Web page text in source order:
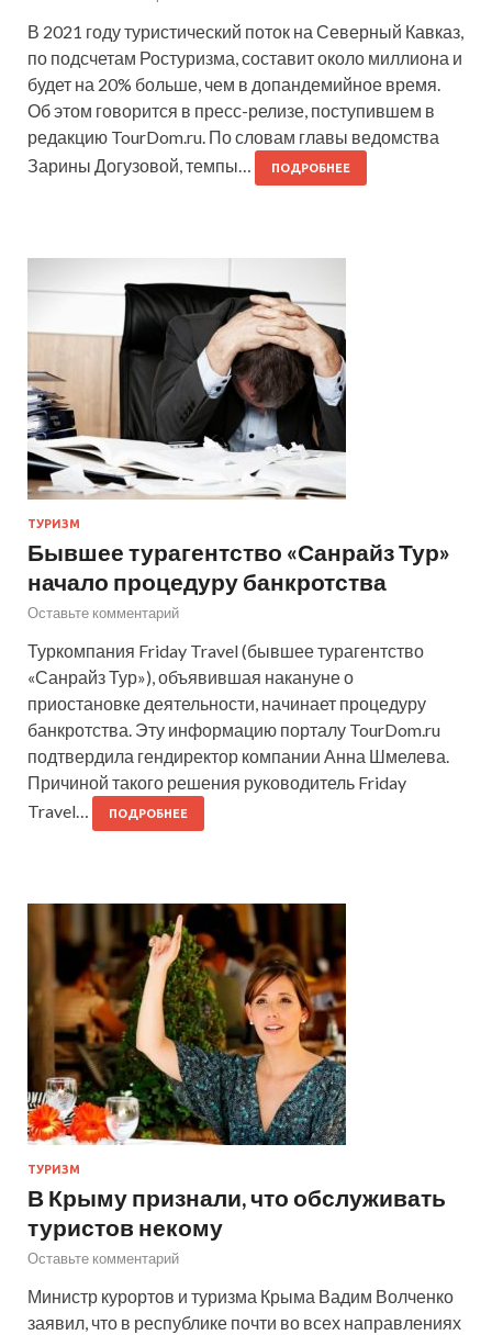
В 2021 году туристический поток на Северный Кавказ,
по подсчетам Ростуризма, составит около миллиона и
будет на 20% больше, чем в допандемийное время.
Об этом говорится в пресс-релизе, поступившем в
редакцию TourDom.ru. По словам главы ведомства
Зарины Догузовой, темпы…
ПОДРОБНЕЕ
ТУРИЗМ
Бывшее турагентство «Санрайз Тур»
начало процедуру банкротства
Оставьте комментарий
Туркомпания Friday Travel (бывшее турагентство
«Санрайз Тур»), объявившая накануне о
приостановке деятельности, начинает процедуру
банкротства. Эту информацию порталу TourDom.ru
подтвердила гендиректор компании Анна Шмелева.
Причиной такого решения руководитель Friday
Travel…
ПОДРОБНЕЕ
ТУРИЗМ
В Крыму признали, что обслуживать
туристов некому
Оставьте комментарий
Министр курортов и туризма Крыма Вадим Волченко
заявил, что в республике почти во всех направлениях